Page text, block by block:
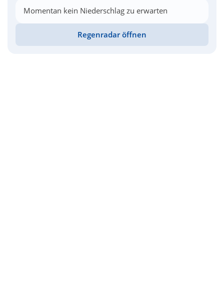
Momentan kein Niederschlag zu erwarten
Regenradar öffnen